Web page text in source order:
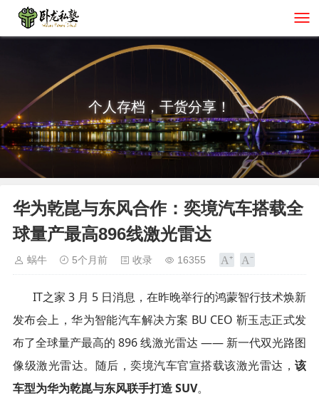
个人存档，干货分享！
华为乾崑与东风合作：奕境汽车搭载全
球量产最高896线激光雷达
蜗牛 5个月前 收录 16355
IT之家 3 月 5 日消息，在昨晚举行的鸿蒙智行技术焕新
发布会上，华为智能汽车解决方案 BU CEO 靳玉志正式发
布了全球量产最高的 896 线激光雷达 —— 新一代双光路图
像级激光雷达。随后，奕境汽车官宣搭载该激光雷达， 该
车型为华为乾崑与东风联手打造 SUV。